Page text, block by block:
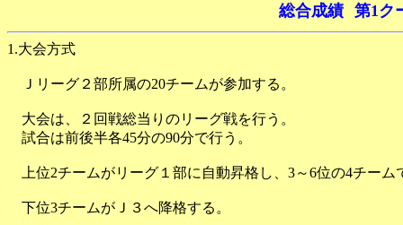
総合成績 第1ク
1.大会方式
Ｊリーグ２部所属の20チームが参加する。
大会は、２回戦総当りのリーグ戦を行う。
試合は前後半各45分の90分で行う。
上位2チームがリーグ１部に自動昇格し、3～6位の4チー
下位3チームがＪ３へ降格する。